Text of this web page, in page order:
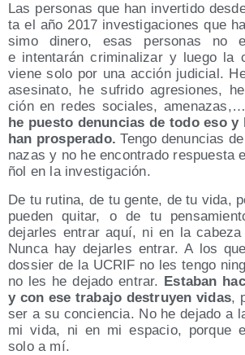
Las per­so­nas que han inver­ti­do
ta el año 2017 inves­ti­ga­cio­nes que
si­mo dine­ro, esas per­so­nas no
e inten­ta­rán cri­mi­na­li­zar y lue­go la
vie­ne solo por una acción judi­cial.
ase­si­na­to, he sufri­do agre­sio­nes,
ción en redes socia­les, ame­na­zas,…
he pues­to denun­cias de todo eso
han pros­pe­ra­do. Ten­go denun­cias
na­zas y no he encon­tra­do res­pues­ta
ñol en la investigación.
De tu ruti­na, de tu gen­te, de tu vida,
pue­den qui­tar, o de tu
dejar­les entrar aquí, ni en la
Nun­ca hay dejar­les entrar. A los
dos­sier de la UCRIF no les ten­go
no les he deja­do entrar. Esta­ban
y con ese tra­ba­jo des­tru­yen vidas,
ser a su con­cien­cia. No he deja­do a
mi vida, ni en mi espa­cio, por­que
solo a mí.